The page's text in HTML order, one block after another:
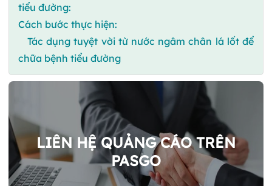
tiểu đường:
Cách bước thực hiện:
Tác dụng tuyệt vời từ nước ngâm chân lá lốt để
chữa bệnh tiểu đường
LIÊN HỆ QUẢNG CÁO TRÊN
PASGO